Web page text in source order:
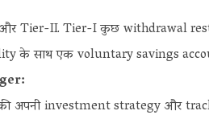
I और Tier-II. Tier-I कुछ withdrawal
के साथ एक voluntary savings
अपनी investment strategy और